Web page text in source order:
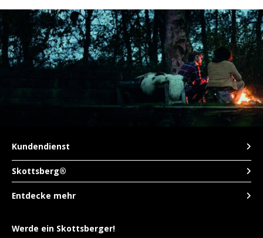
MYR
MXN
PLN
SGD
SEK
Skottsberg®
Kundendienst
Entdecke mehr
Werde ein Skottsberger!